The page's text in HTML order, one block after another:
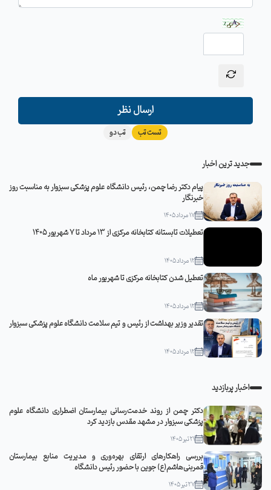
ارسال نظر
تست تب تب دو
جدید ترین اخبار
پیام دکتر رضا چمن، رئیس دانشگاه علوم پزشکی سبزوار به مناسبت روز
خبرنگار
17 مرداد 1405
تعطیلات تابستانه کتابخانه مرکزی از 13 مرداد تا 7 شهریور 1405
12 مرداد 1405
تعطیل شدن کتابخانه مرکزی تا شهریور ماه
12 مرداد 1405
تقدیر وزیر بهداشت از رئیس و تیم سلامت دانشگاه علوم پزشکی سبزوار
12 مرداد 1405
اخبار پربازدید
دکتر چمن از روند خدمت‌رسانی بیمارستان اضطراری دانشگاه علوم
پزشکی سبزوار در مشهد مقدس بازدید کرد
21 تیر 1405
بررسی راهکارهای ارتقای بهره‌وری و مدیریت منابع بیمارستان
قمربنی‌هاشم(ع) جوین با حضور رئیس دانشگاه
27 تیر 1405